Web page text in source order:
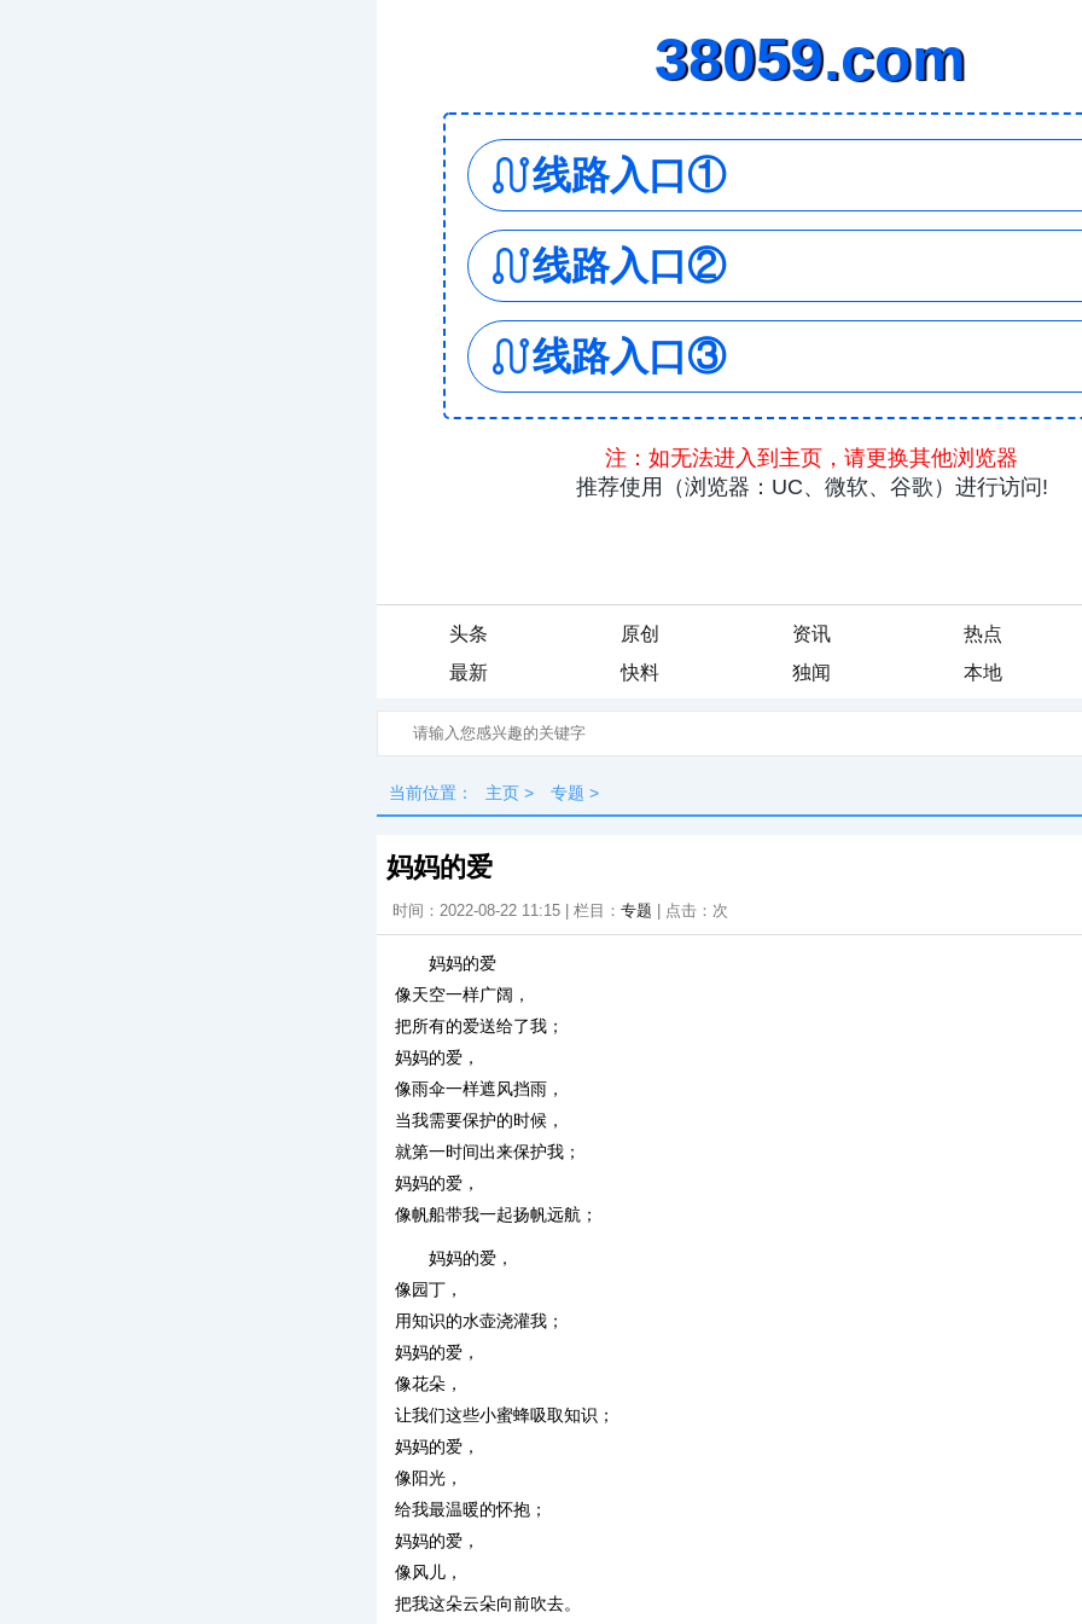
头条 原创 资讯
热点
最新
快料 独闻 本地
当前位置： 主页 > 专题 >
妈妈的爱
时间：2022-08-22 11:15 | 栏目： 专题 | 点击： 次
妈妈的爱
像天空一样广阔，
把所有的爱送给了我；
妈妈的爱，
像雨伞一样遮风挡雨，
当我需要保护的时候，
就第一时间出来保护我；
妈妈的爱，
像帆船带我一起扬帆远航；
妈妈的爱，
像园丁，
用知识的水壶浇灌我；
妈妈的爱，
像花朵，
让我们这些小蜜蜂吸取知识；
妈妈的爱，
像阳光，
给我最温暖的怀抱；
妈妈的爱，
像风儿，
把我这朵云朵向前吹去。